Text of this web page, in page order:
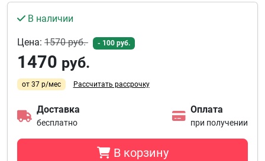
В наличии
Цена: 1570 руб. - 100 руб.
1470 руб.
от 37 р/мес Рассчитать рассрочку
Доставка
бесплатно
Оплата
при получении
В корзину